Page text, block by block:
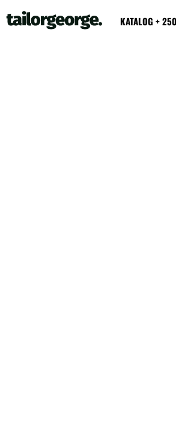
KATALOG +